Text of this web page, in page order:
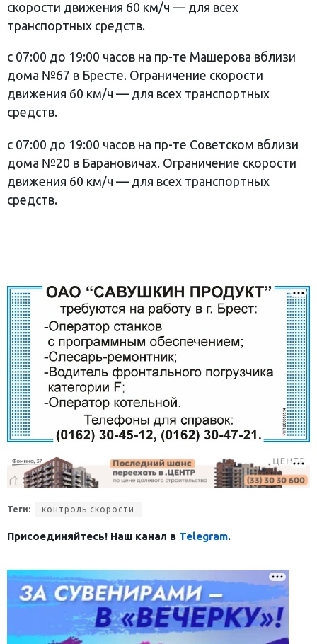
скорости движения 60 км/ч — для всех
транспортных средств.
с 07:00 до 19:00 часов на пр-те Машерова вблизи
дома №67 в Бресте. Ограничение скорости
движения 60 км/ч — для всех транспортных
средств.
с 07:00 до 19:00 часов на пр-те Советском вблизи
дома №20 в Барановичах. Ограничение скорости
движения 60 км/ч — для всех транспортных
средств.
Теги: контроль скорости
Присоединяйтесь! Наш канал в Telegram.